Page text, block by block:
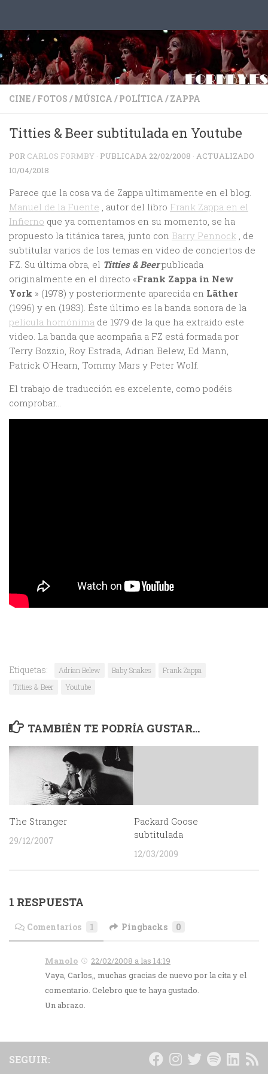
CINE/ FOTOS / MÚSICA / POLÍTICA / ZAPPA
Titties & Beer subtitulada en Youtube
POR CARLOS FORMBY · PUBLICADA 22/02/2008 · ACTUALIZADO
10/04/2018
Parece que la cosa va de Zappa ultimamente en el blog.
Manuel de la Fuente , autor del libro Frank Zappa en el
Infierno que ya comentamos en su momento, se ha
propuesto la titánica tarea, junto con Barry Pennock , de
subtitular varios de los temas en video de conciertos de
FZ. Su última obra, el Titties & Beer publicada
originalmente en el directo «Frank Zappa in New
York » (1978) y posteriormente aparecida en Läther
(1996) y en (1983). Éste último es la banda sonora de la
película homónima de 1979 de la que ha extraido este
video. La banda que acompaña a FZ está formada por
Terry Bozzio, Roy Estrada, Adrian Belew, Ed Mann,
Patrick O´Hearn, Tommy Mars y Peter Wolf.
El trabajo de traducción es excelente, como podéis
comprobar…
Etiquetas: Adrian Belew Baby Snakes
Frank Zappa
Titties & Beer
Youtube
TAMBIÉN TE PODRÍA GUSTAR...
The Stranger
29/12/2007
Packard Goose
subtitulada
12/03/2009
1 RESPUESTA
Comentarios 1 Pingbacks 0
Manolo
22/02/2008 a las 14:19
Vaya, Carlos,, muchas gracias de nuevo por la cita y el
comentario. Celebro que te haya gustado.
Un abrazo.
SEGUIR: